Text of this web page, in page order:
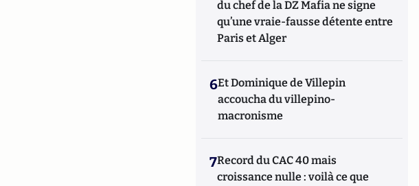
du chef de la DZ Mafia ne signe
qu’une vraie-fausse détente entre
Paris et Alger
6Et Dominique de Villepin
accoucha du villepino-
macronisme
7Record du CAC 40 mais
croissance nulle : voilà ce que